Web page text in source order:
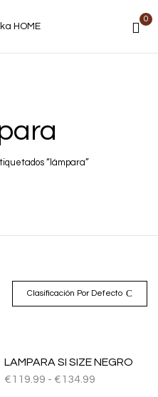
0
“lámpara”
Clasificación Por Defecto
LAMPARA SI SIZE NEGRO
€119.99 - €134.99